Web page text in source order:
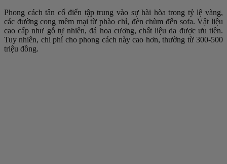
Phong cách tân cổ điển tập trung vào sự hài hòa trong tỷ lệ vàng,
các đường cong mềm mại từ phào chỉ, đèn chùm đến sofa. Vật liệu
cao cấp như gỗ tự nhiên, đá hoa cương, chất liệu da được ưu tiên.
Tuy nhiên, chi phí cho phong cách này cao hơn, thường từ 300-500
triệu đồng.